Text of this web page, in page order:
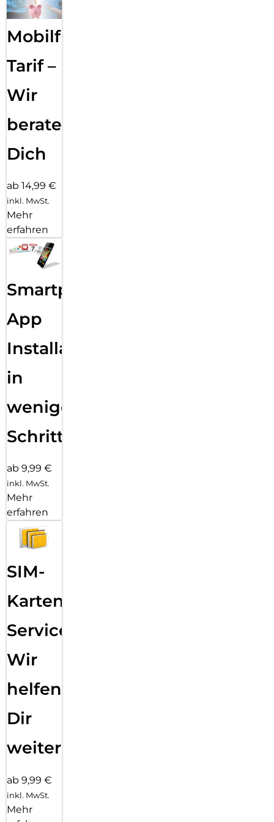
Mobilfunk
Tarif –
Wir
beraten
Dich
ab 14,99 €
inkl. MwSt.
Mehr
erfahren
Smartphone
App
Installation
in
wenigen
Schritten
ab 9,99 €
inkl. MwSt.
Mehr
erfahren
SIM-
Karten
Service:
Wir
helfen
Dir
weiter
ab 9,99 €
inkl. MwSt.
Mehr